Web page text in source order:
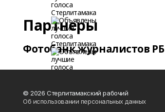
Партнеры
Фотобанк журналистов РБ
© 2026 Стерлитамакский рабочий
Об использовании персональных данных